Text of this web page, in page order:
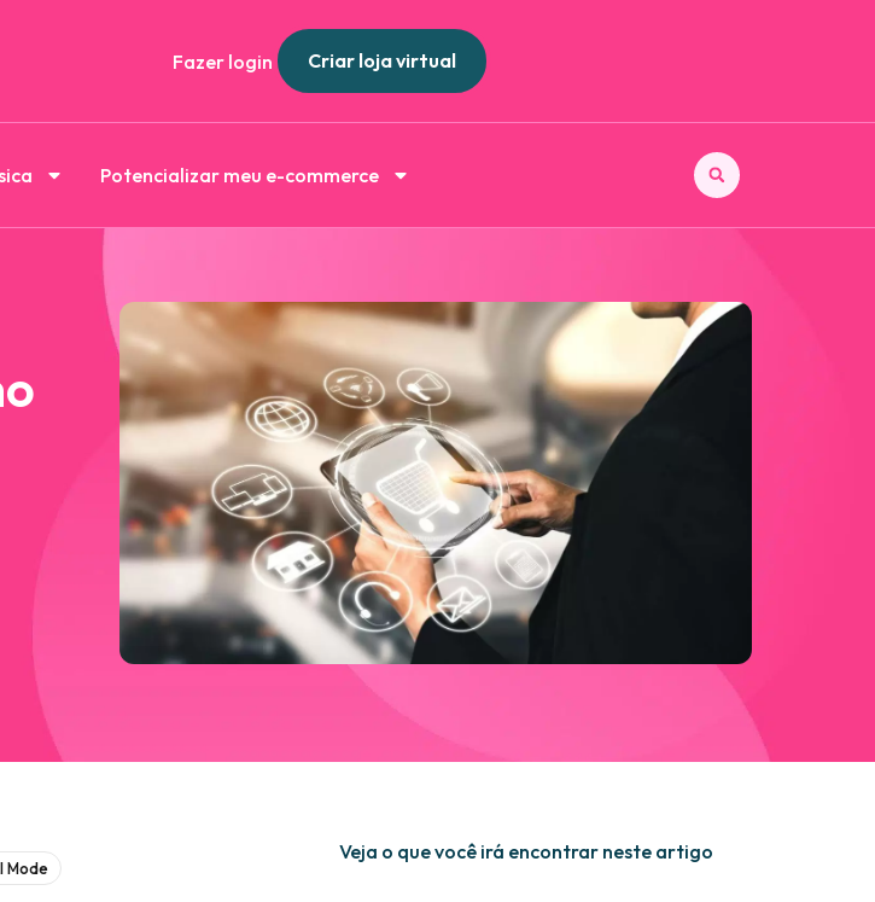
Fazer login Criar loja virtual
Potencializar meu e-commerce
Mode
Veja o que você irá encontrar neste artigo